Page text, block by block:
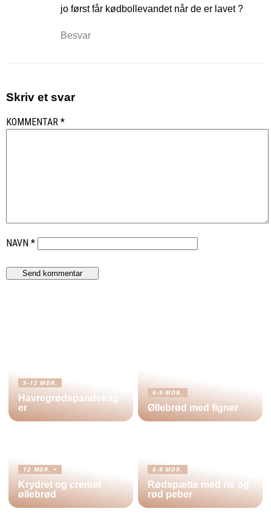
jo først får kødbollevandet når de er lavet ?
Besvar
Skriv et svar
KOMMENTAR *
NAVN *
9-12 MDR.
Havregrødspandekag
er
6-9 MDR.
Øllebrød med figner
12 MDR. +
Krydret og cremet
øllebrød
6-9 MDR.
Rødspætte med ris og
rød peber